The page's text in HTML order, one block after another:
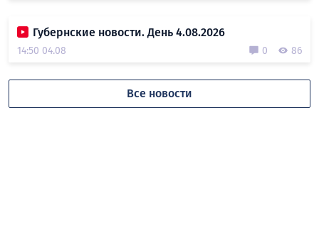
Губернские новости. День 4.08.2026
14:50 04.08 0 86
Все новости